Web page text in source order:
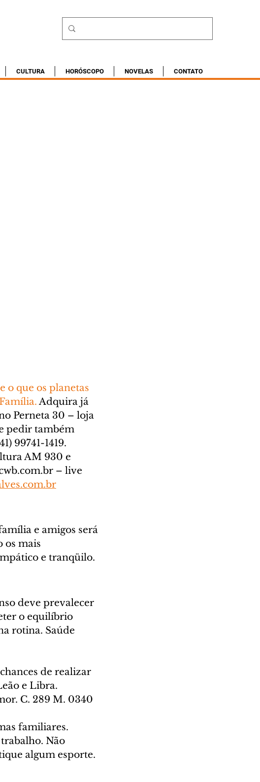
CULTURA HORÓSCOPO NOVELAS CONTATO
o que os planetas
Adquira já
Perneta 30 – loja
pedir também
99741-1419.
AM 930 e
– live
e amigos será
os mais
e tranqüilo.
deve prevalecer
o equilíbrio
rotina. Saúde
de realizar
e Libra.
C. 289 M. 0340
familiares.
Não
algum esporte.